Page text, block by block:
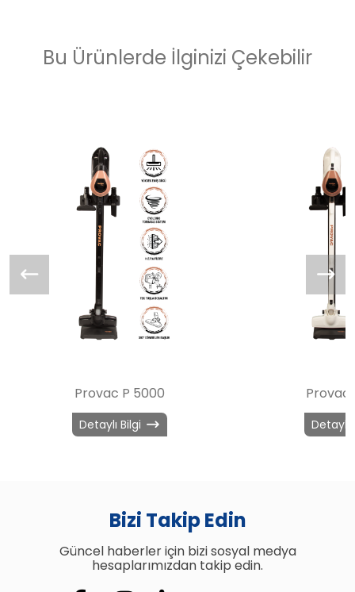
Bu Ürünlerde İlginizi Çekebilir
Provac P 5000
Detaylı Bilgi
Provac
Detaylı
Bizi Takip Edin
Güncel haberler için bizi sosyal medya
hesaplarımızdan takip edin.